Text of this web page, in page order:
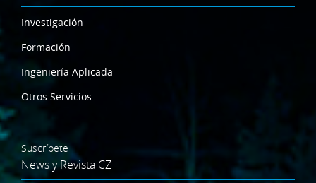
Investigación
Formación
Ingeniería Aplicada
Otros Servicios
Suscríbete
News y Revista CZ